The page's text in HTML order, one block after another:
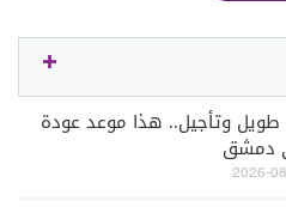
طويل وتأجيل.. هذا موعد عودة
دمشق